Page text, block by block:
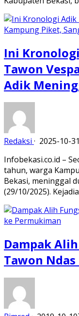
Ini
Tawon
Adik
Redaksi · 2025-10-
Infobekasi.co.id –
tahun, warga
Bekasi, meninggal
(29/10/2025).
Dampak
Tawon